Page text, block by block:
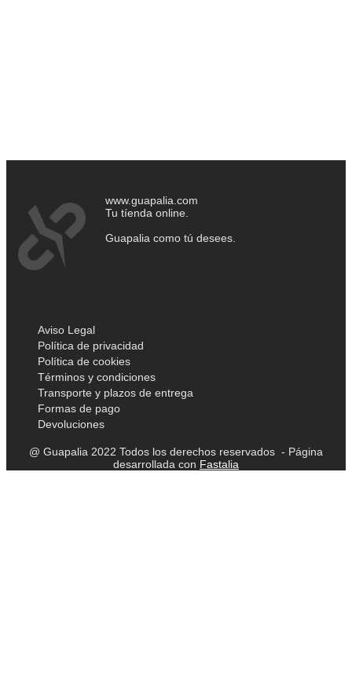
www.guapalia.com
Tu tíenda online.
Guapalia como tú desees.
Aviso Legal
Política de privacidad
Política de cookies
Términos y condiciones
Transporte y plazos de entrega
Formas de pago
Devoluciones
@ Guapalia 2022 Todos los derechos reservados - Página
desarrollada con Fastalia